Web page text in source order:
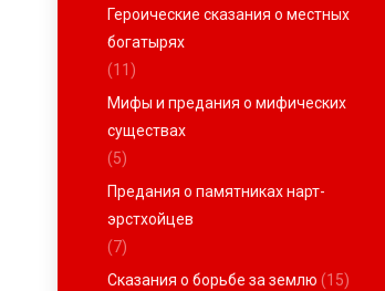
Героические сказания о местных
богатырях
(11)
Мифы и предания о мифических
существах
(5)
Предания о памятниках нарт-
эрстхойцев
(7)
Сказания о борьбе за землю (15)